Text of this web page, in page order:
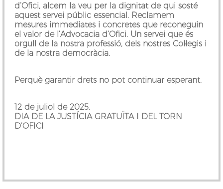
d’Ofici, alcem la veu per la dignitat de qui sosté
aquest servei públic essencial. Reclamem
mesures immediates i concretes que reconeguin
el valor de l’Advocacia d’Ofici. Un servei que és
orgull de la nostra professió, dels nostres Col·legis i
de la nostra democràcia.
Perquè garantir drets no pot continuar esperant.
12 de juliol de 2025.
DIA DE LA JUSTÍCIA GRATUÏTA I DEL TORN
D’OFICI